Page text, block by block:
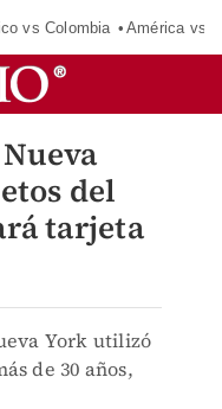
vs Colombia América vs
del
tarjeta
York utilizó
de 30 años,